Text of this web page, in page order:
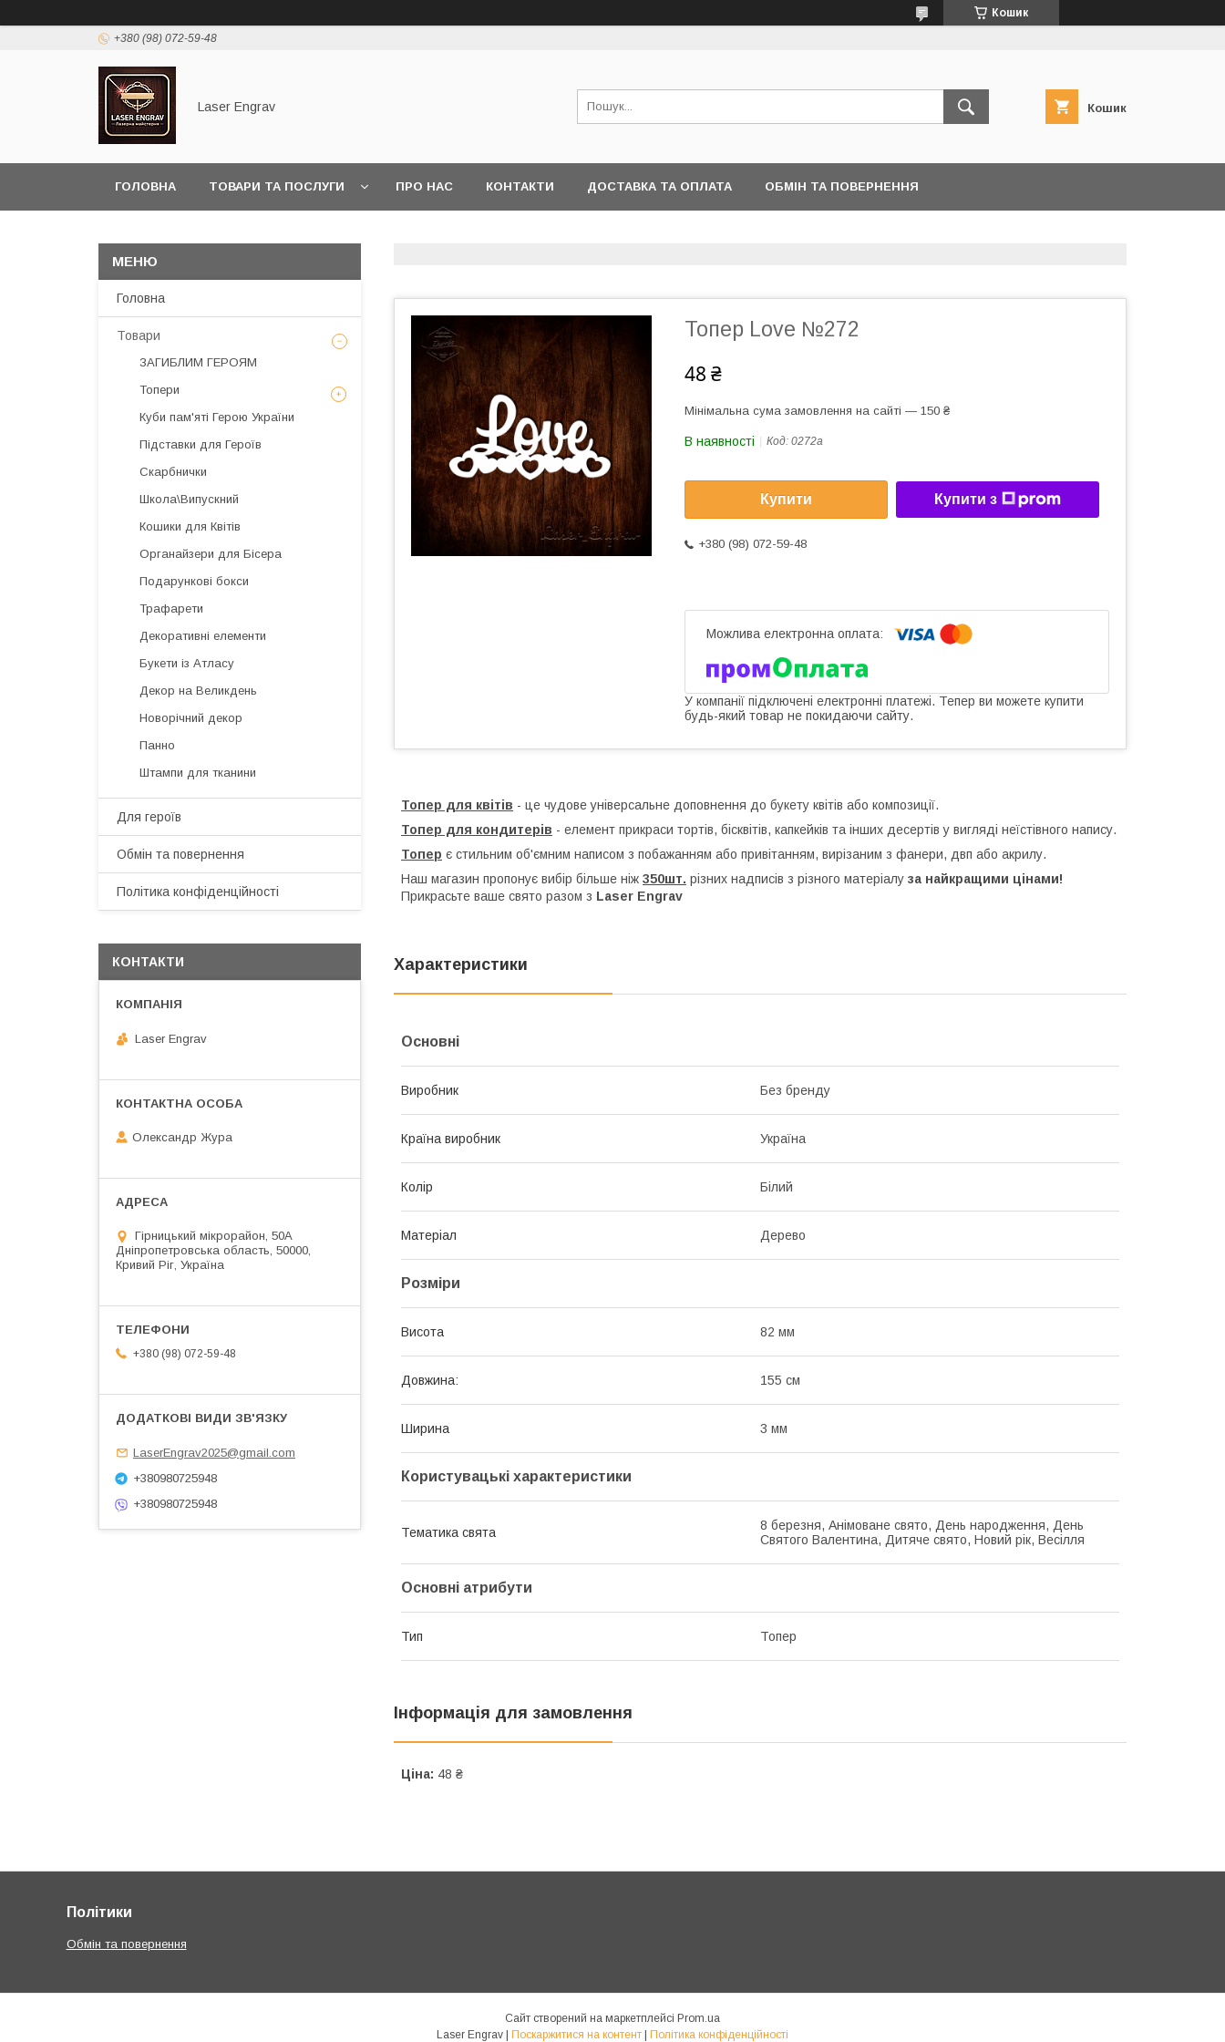
Кошик
+380 (98) 072-59-48
Laser Engrav Кошик
ГОЛОВНА ТОВАРИ ТА ПОСЛУГИ ПРО НАС КОНТАКТИ ДОСТАВКА ТА ОПЛАТА ОБМІН ТА ПОВЕРНЕННЯ
Топер Love №272
48 ₴
Мінімальна сума замовлення на сайті — 150 ₴
В наявності Код: 0272a
Купити Купити з
+380 (98) 072-59-48
У компанії підключені електронні платежі. Тепер ви можете купити
будь-який товар не покидаючи сайту.
Топер для квітів - це чудове універсальне доповнення до букету квітів або композиції.
Топер для кондитерів - елемент прикраси тортів, бісквітів, капкейків та інших десертів у вигляді неїстівного напису.
Топер є стильним об'ємним написом з побажанням або привітанням, вирізаним з фанери, двп або акрилу.
Наш магазин пропонує вибір більше ніж 350шт. різних надписів з різного матеріалу за найкращими цінами!
Прикрасьте ваше свято разом з Laser Engrav
Характеристики
Основні
Виробник Без бренду
Країна виробник Україна
Колір Білий
Матеріал Дерево
Розміри
Висота 82 мм
Довжина: 155 см
Ширина 3 мм
Користувацькі характеристики
Тематика свята
8 березня, Анімоване свято, День народження, День
Святого Валентина, Дитяче свято, Новий рік, Весілля
Основні атрибути
Тип Топер
Інформація для замовлення
Ціна: 48 ₴
Головна
Товари
ЗАГИБЛИМ ГЕРОЯМ
Топери
Куби пам'яті Герою України
Підставки для Героїв
Скарбнички
Школа\Випускний
Кошики для Квітів
Органайзери для Бісера
Подарункові бокси
Трафарети
Декоративні елементи
Букети із Атласу
Декор на Великдень
Новорічний декор
Панно
Штампи для тканини
Для героїв
Обмін та повернення
Політика конфіденційності
КОНТАКТИ
Laser Engrav
Олександр Жура
Гірницький мікрорайон, 50А
Дніпропетровська область, 50000,
Кривий Ріг, Україна
+380 (98) 072-59-48
LaserEngrav2025@gmail.com
+380980725948
+380980725948
Політики
Обмін та повернення
Сайт створений на маркетплейсі Prom.ua
Поскаржитися на контент Політика конфіденційності